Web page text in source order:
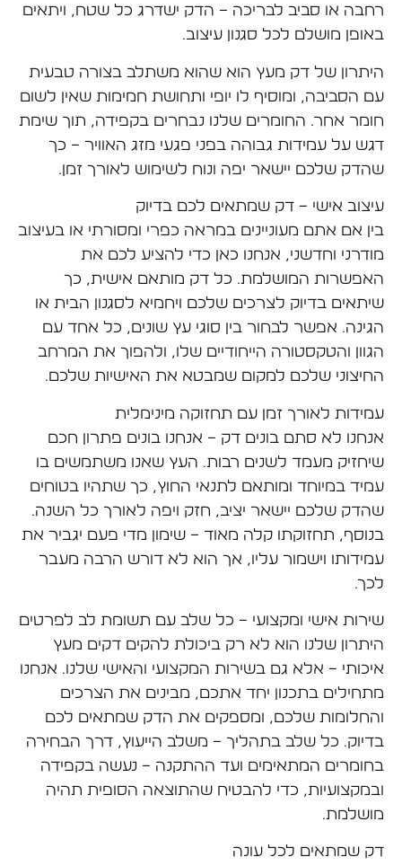
רחבה או סביב לבריכה – הדק ישדרג כל שטח, ויתאים
באופן מושלם לכל סגנון עיצוב.
היתרון של דק מעץ הוא שהוא משתלב בצורה טבעית
עם הסביבה, ומוסיף לו יופי ותחושת חמימות שאין לשום
חומר אחר. החומרים שלנו נבחרים בקפידה, תוך שימת
דגש על עמידות גבוהה בפני פגעי מזג האוויר – כך
שהדק שלכם יישאר יפה ונוח לשימוש לאורך זמן.
עיצוב אישי – דק שמתאים לכם בדיוק
בין אם אתם מעוניינים במראה כפרי ומסורתי או בעיצוב
מודרני וחדשני, אנחנו כאן כדי להציע לכם את
האפשרות המושלמת. כל דק מותאם אישית, כך
שיתאים בדיוק לצרכים שלכם ויחמיא לסגנון הבית או
הגינה. אפשר לבחור בין סוגי עץ שונים, כל אחד עם
הגוון והטקסטורה הייחודיים שלו, ולהפוך את המרחב
החיצוני שלכם למקום שמבטא את האישיות שלכם.
עמידות לאורך זמן עם תחזוקה מינימלית
אנחנו לא סתם בונים דק – אנחנו בונים פתרון חכם
שיחזיק מעמד לשנים רבות. העץ שאנו משתמשים בו
עמיד במיוחד ומותאם לתנאי החוץ, כך שתהיו בטוחים
שהדק שלכם יישאר יציב, חזק ויפה לאורך כל השנה.
בנוסף, תחזוקתו קלה מאוד – שימון מדי פעם יגביר את
עמידותו וישמור עליו, אך הוא לא דורש הרבה מעבר
לכך.
שירות אישי ומקצועי – כל שלב עם תשומת לב לפרטים
היתרון שלנו הוא לא רק ביכולת להקים דקים מעץ
איכותי – אלא גם בשירות המקצועי והאישי שלנו. אנחנו
מתחילים בתכנון יחד אתכם, מבינים את הצרכים
והחלומות שלכם, ומספקים את הדק שמתאים לכם
בדיוק. כל שלב בתהליך – משלב הייעוץ, דרך הבחירה
בחומרים המתאימים ועד ההתקנה – נעשה בקפידה
ובמקצועיות, כדי להבטיח שהתוצאה הסופית תהיה
מושלמת.
דק שמתאים לכל עונה